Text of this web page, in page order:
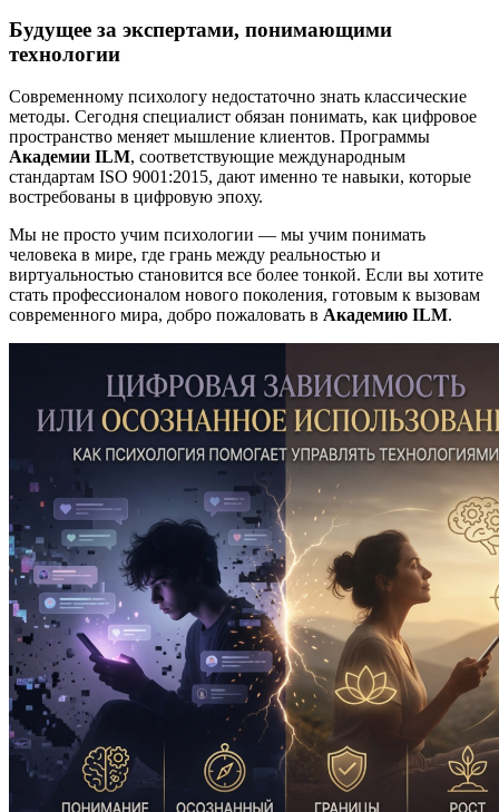
Будущее за экспертами, понимающими
технологии
Современному психологу недостаточно знать классические
методы. Сегодня специалист обязан понимать, как цифровое
пространство меняет мышление клиентов. Программы
Академии ILM, соответствующие международным
стандартам ISO 9001:2015, дают именно те навыки, которые
востребованы в цифровую эпоху.
Мы не просто учим психологии — мы учим понимать
человека в мире, где грань между реальностью и
виртуальностью становится все более тонкой. Если вы хотите
стать профессионалом нового поколения, готовым к вызовам
современного мира, добро пожаловать в Академию ILM.